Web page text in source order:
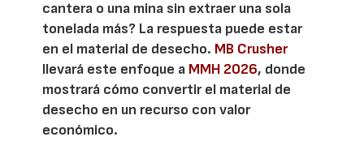
cantera o una mina sin extraer una sola
tonelada más? La respuesta puede estar
en el material de desecho. MB Crusher
llevará este enfoque a MMH 2026, donde
mostrará cómo convertir el material de
desecho en un recurso con valor
económico.